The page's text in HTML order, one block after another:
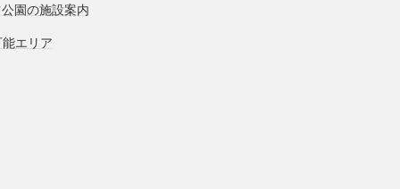
園の施設案内
エリア